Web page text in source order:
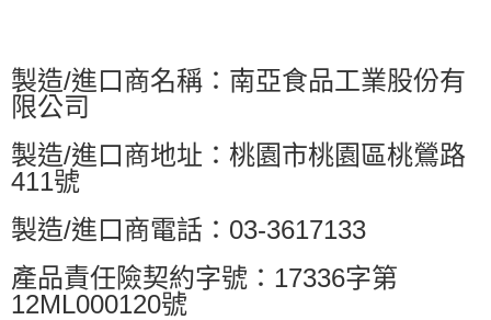
製造/進口商名稱：南亞食品工業股份有
限公司
製造/進口商地址：桃園市桃園區桃鶯路
411號
製造/進口商電話：03-3617133
產品責任險契約字號：17336字第
12ML000120號